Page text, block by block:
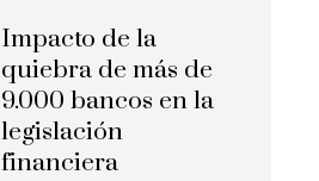
Impacto de la
quiebra de más de
9.000 bancos en la
legislación
financiera